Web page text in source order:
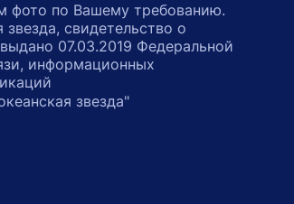
фото по Вашему требованию.
свидетельство о
07.03.2019 Федеральной
информационных
звезда"